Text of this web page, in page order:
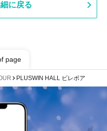
に戻る
page
PLUSWIN HALL ビレボア